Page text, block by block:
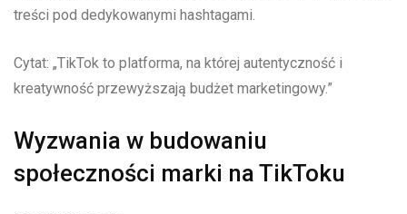
treści pod dedykowanymi hashtagami.
Cytat: „TikTok to platforma, na której autentyczność i
kreatywność przewyższają budżet marketingowy.”
Wyzwania w budowaniu
społeczności marki na TikToku